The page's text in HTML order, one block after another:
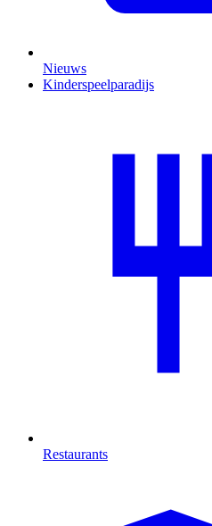
Nieuws
Kinderspeelparadijs
Restaurants